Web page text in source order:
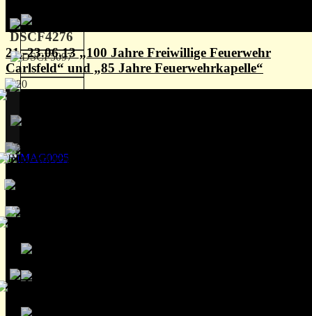
21.-23.06.13 „100 Jahre Freiwillige Feuerwehr
Carlsfeld“ und „85 Jahre Feuerwehrkapelle“